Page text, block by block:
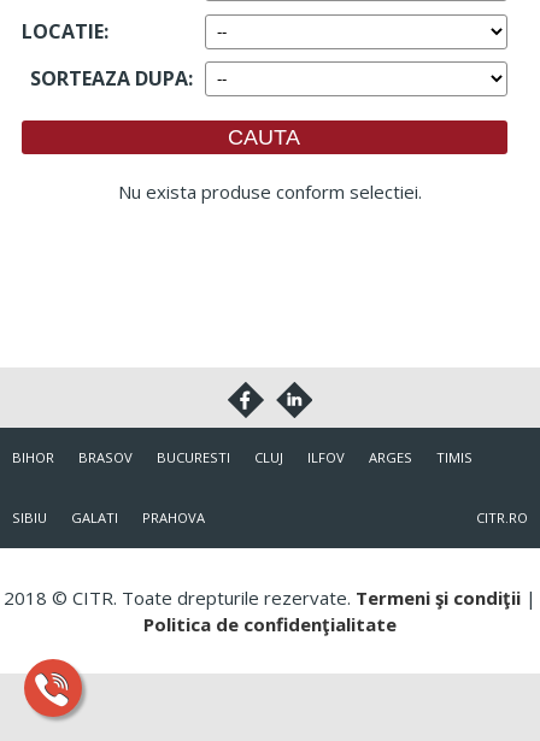
LOCATIE:
SORTEAZA DUPA:
Nu exista produse conform selectiei.
BIHOR BRASOV BUCURESTI CLUJ ILFOV ARGES TIMIS
SIBIU GALATI PRAHOVA CITR.RO
2018 © CITR. Toate drepturile rezervate. Termeni şi condiţii |
Politica de confidenţialitate